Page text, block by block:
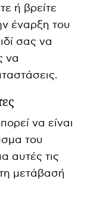
ή βρείτε
έναρξη του
σας να
να
να είναι
του
αυτές τις
μετάβασή